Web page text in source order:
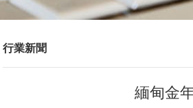
行業新聞
緬甸金